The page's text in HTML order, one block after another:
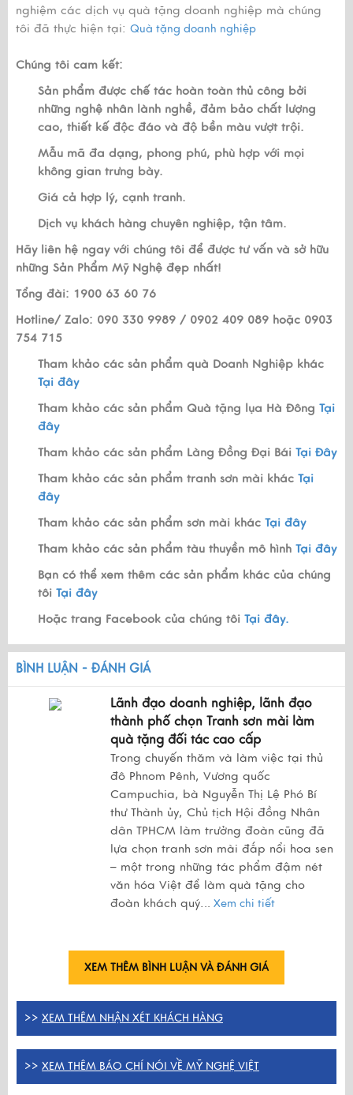
nghiệm các dịch vụ quà tặng doanh nghiệp mà chúng
tôi đã thực hiện tại: Quà tặng doanh nghiệp
Chúng tôi cam kết:
Sản phẩm được chế tác hoàn toàn thủ công bởi
những nghệ nhân lành nghề, đảm bảo chất lượng
cao, thiết kế độc đáo và độ bền màu vượt trội.
Mẫu mã đa dạng, phong phú, phù hợp với mọi
không gian trưng bày.
Giá cả hợp lý, cạnh tranh.
Dịch vụ khách hàng chuyên nghiệp, tận tâm.
Hãy liên hệ ngay với chúng tôi để được tư vấn và sở hữu
những Sản Phẩm Mỹ Nghệ đẹp nhất!
Tổng đài: 1900 63 60 76
Hotline/ Zalo: 090 330 9989 / 0902 409 089 hoặc 0903
754 715
Tham khảo các sản phẩm quà Doanh Nghiệp khác
Tại đây
Tham khảo các sản phẩm Quà tặng lụa Hà Đông Tại
đây
Tham khảo các sản phẩm Làng Đồng Đại Bái Tại Đây
Tham khảo các sản phẩm tranh sơn mài khác Tại
đây
Tham khảo các sản phẩm sơn mài khác Tại đây
Tham khảo các sản phẩm tàu thuyền mô hình Tại đây
Bạn có thể xem thêm các sản phẩm khác của chúng
tôi Tại đây
Hoặc trang Facebook của chúng tôi Tại đây.
BÌNH LUẬN - ĐÁNH GIÁ
Lãnh đạo doanh nghiệp, lãnh đạo
thành phố chọn Tranh sơn mài làm
quà tặng đối tác cao cấp
Trong chuyến thăm và làm việc tại thủ
đô Phnom Pênh, Vương quốc
Campuchia, bà Nguyễn Thị Lệ Phó Bí
thư Thành ủy, Chủ tịch Hội đồng Nhân
dân TPHCM làm trưởng đoàn cũng đã
lựa chọn tranh sơn mài đắp nổi hoa sen
– một trong những tác phẩm đậm nét
văn hóa Việt để làm quà tặng cho
đoàn khách quý... Xem chi tiết
XEM THÊM BÌNH LUẬN VÀ ĐÁNH GIÁ
>> XEM THÊM NHẬN XÉT KHÁCH HÀNG
>> XEM THÊM BÁO CHÍ NÓI VỀ MỸ NGHỆ VIỆT